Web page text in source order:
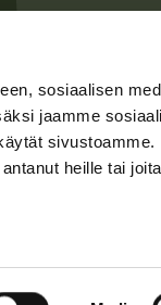
sosiaalisen
jaamme
sivustoamme.
heille tai